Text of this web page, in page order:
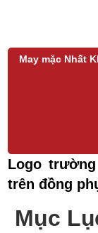
May mặc Nhất
Logo
trên đồng
Mục